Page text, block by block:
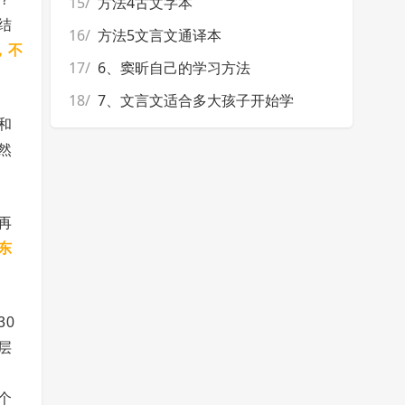
不
16/ 方法5文言文通译本
17/ 6、窦昕自己的学习方法
18/ 7、文言文适合多大孩子开始学